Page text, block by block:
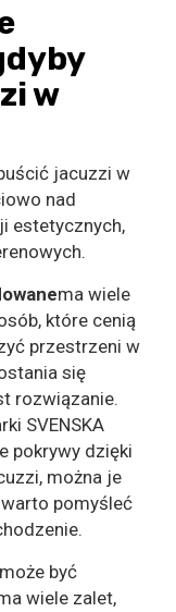
w
jacuzzi w
nad
estetycznych,
ma wiele
które cenią
przestrzeni w
się
rozwiązanie.
SVENSKA
pokrywy dzięki
można je
warto pomyśleć
może być
wiele zalet,